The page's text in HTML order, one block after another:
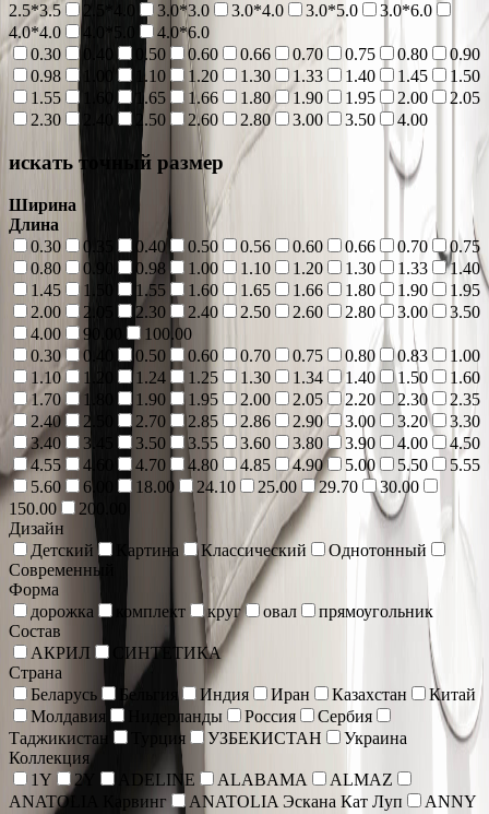
2.5*3.5
2.5*4.0 3.0*3.0 3.0*4.0 3.0*5.0
3.0*6.0
4.0*4.0
4.0*5.0
4.0*6.0
0.30
0.50 0.60 0.66 0.70 0.75 0.80
0.90
0.98
1.00 1.10 1.20 1.30 1.33 1.40 1.45
1.50
1.55
1.65 1.66 1.80 1.90 1.95 2.00
2.05
2.30
2.40 2.50 2.60 2.80 3.00 3.50 4.00
искать точный размер
Ширина
Длина
0.30
0.35 0.40 0.50 0.56 0.60 0.66 0.70
0.75
0.80
0.90 0.98 1.00 1.10 1.20 1.30 1.33
1.40
1.45
1.50 1.55 1.60 1.65 1.66 1.80 1.90
1.95
2.00
2.05 2.30 2.40 2.50 2.60 2.80 3.00
3.50
4.00
90.00
100.00
0.30
0.40 0.50 0.60 0.70 0.75 0.80 0.83
1.00
1.10
1.20 1.24 1.25 1.30 1.34 1.40 1.50
1.60
1.70
1.80 1.90 1.95 2.00 2.05 2.20 2.30
2.35
2.40
2.50 2.70 2.85 2.86 2.90 3.00 3.20
3.30
3.40
3.45 3.50 3.55 3.60 3.80 3.90 4.00
4.50
4.55
4.60 4.70 4.80 4.85 4.90 5.00 5.50
5.55
5.60
6.00 18.00 24.10 25.00 29.70
30.00
150.00
200.00
Дизайн
Детский
Картина Классический
Однотонный
Современный
Форма
дорожка
комплект круг овал
прямоугольник
Состав
АКРИЛ
СИНТЕТИКА
Страна
Беларусь
Бельгия Индия Иран Казахстан
Китай
Молдавия
Нидерланды Россия
Сербия
Таджикистан
Турция УЗБЕКИСТАН
Украина
Коллекция
1Y
2Y ADELINE ALABAMA
ALMAZ
ANATOLIA Карвинг
ANATOLIA Эскана Кат Луп
ANNY